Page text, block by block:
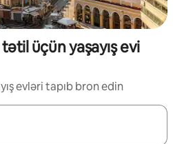
üçün yaşayış evi
evləri tapıb bron edin
aşağı ox düymələri ilə naviqasiya